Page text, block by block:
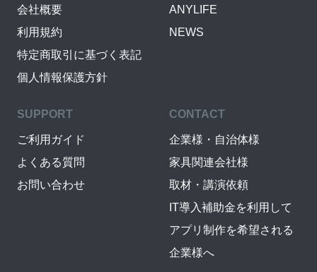
会社概要
利用規約
特定商取引に基づく表記
個人情報保護方針
ANYLIFE
NEWS
SUPPORT
ご利用ガイド
よくある質問
お問い合わせ
CONTACT
企業様・自治体様
家具関連会社様
取材・講演依頼
IT導入補助金を利用して
アプリ制作を希望される
企業様へ